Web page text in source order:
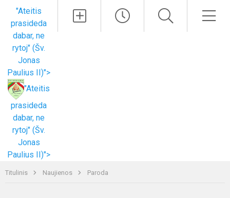
"Ateitis
prasideda
dabar, ne
rytoj" (Šv.
Jonas
Paulius II)">
"Ateitis
prasideda
dabar, ne
rytoj" (Šv.
Jonas
Paulius II)">
Titulinis Naujienos Paroda